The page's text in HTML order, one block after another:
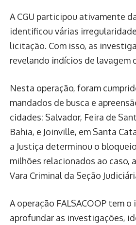
A CGU participou ativamente
identificou várias
licitação. Com isso, as
revelando indícios de lavagem
Nesta operação, foram
mandados de busca e
cidades: Salvador, Feira de
Bahia, e Joinville, em Santa
a Justiça determinou o
milhões relacionados ao caso,
Vara Criminal da Seção
A operação FALSACOOP tem
aprofundar as investigações,